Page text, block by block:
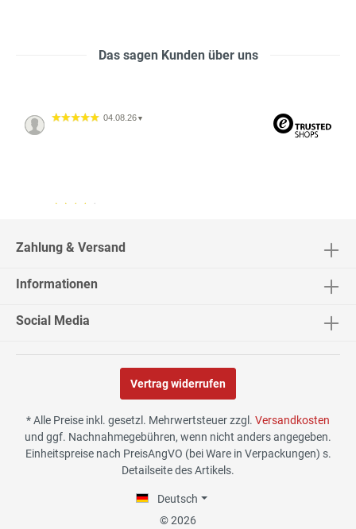
Das sagen Kunden über uns
04.08.26 ▼
30.07.26▼
29.07.26
funktioniert, und Qualität
Zahlung & Versand
Informationen
Social Media
Vertrag widerrufen
* Alle Preise inkl. gesetzl. Mehrwertsteuer zzgl. Versandkosten
und ggf. Nachnahmegebühren, wenn nicht anders angegeben.
Einheitspreise nach PreisAngVO (bei Ware in Verpackungen) s.
Detailseite des Artikels.
Deutsch
© 2026